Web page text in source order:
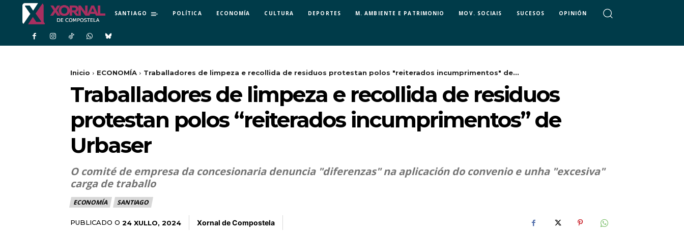
SANTIAGO POLÍTICA ECONOMÍA CULTURA DEPORTES M. AMBIENTE E PATRIMONIO MOV. SOCIAIS SUCESOS OPINIÓN
Inicio ECONOMÍA Traballadores de limpeza e recollida de residuos protestan polos "reiterados incumprimentos" de...
Traballadores de limpeza e recollida de residuos
protestan polos “reiterados incumprimentos” de
Urbaser
O comité de empresa da concesionaria denuncia "diferenzas" na aplicación do convenio e unha "excesiva"
carga de traballo
ECONOMÍA SANTIAGO
PUBLICADO O 24 XULLO, 2024 Xornal de Compostela